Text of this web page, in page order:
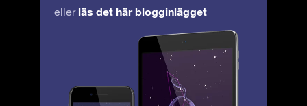
eller läs det här blogginlägget